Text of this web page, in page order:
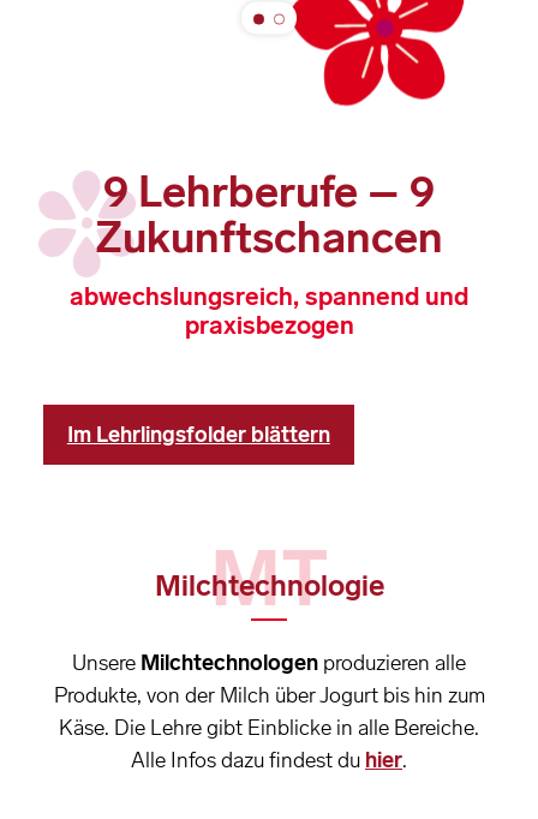
9 Lehrberufe – 9
Zukunftschancen
abwechslungsreich, spannend und
praxisbezogen
Im Lehrlingsfolder blättern
Milchtechnologie
MT
Unsere Milchtechnologen produzieren alle
Produkte, von der Milch über Jogurt bis hin zum
Käse. Die Lehre gibt Einblicke in alle Bereiche.
Alle Infos dazu findest du hier.